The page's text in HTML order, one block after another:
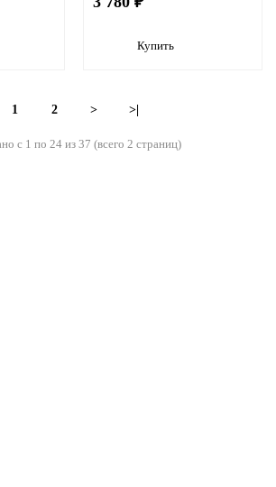
Купить
1 2 > >|
с 1 по 24 из 37 (всего 2 страниц)